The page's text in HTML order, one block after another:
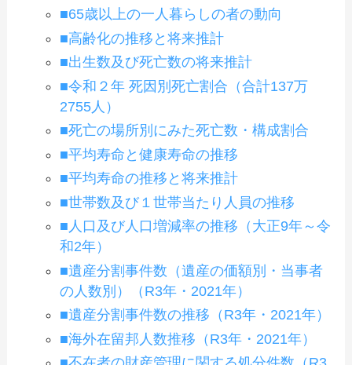
■65歳以上の一人暮らしの者の動向
■高齢化の推移と将来推計
■出生数及び死亡数の将来推計
■令和２年 死因別死亡割合（合計137万
2755人）
■死亡の場所別にみた死亡数・構成割合
■平均寿命と健康寿命の推移
■平均寿命の推移と将来推計
■世帯数及び１世帯当たり人員の推移
■人口及び人口増減率の推移（大正9年～令
和2年）
■遺産分割事件数（遺産の価額別・当事者
の人数別）（R3年・2021年）
■遺産分割事件数の推移（R3年・2021年）
■海外在留邦人数推移（R3年・2021年）